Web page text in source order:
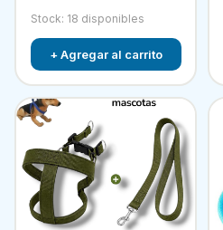
Stock: 18 disponibles
+ Agregar al carrito